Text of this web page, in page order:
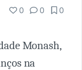
0 0 0
Monash,
na